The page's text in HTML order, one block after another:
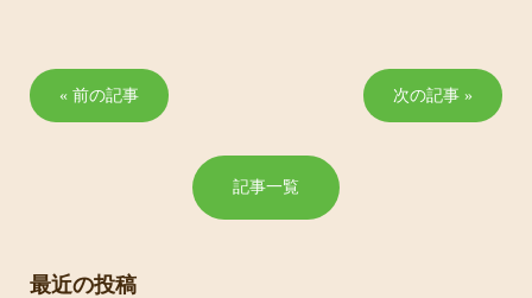
次の記事 »
« 前の記事
記事一覧
最近の投稿